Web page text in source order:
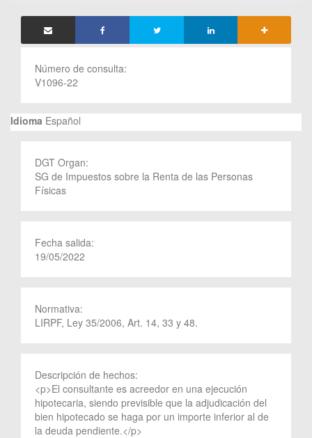
Número de consulta:
V1096-22
Idioma Español
DGT Organ:
SG de Impuestos sobre la Renta de las Personas
Físicas
Fecha salida:
19/05/2022
Normativa:
LIRPF, Ley 35/2006, Art. 14, 33 y 48.
Descripción de hechos:
<p>El consultante es acreedor en una ejecución
hipotecaria, siendo previsible que la adjudicación del
bien hipotecado se haga por un importe inferior al de
la deuda pendiente.</p>